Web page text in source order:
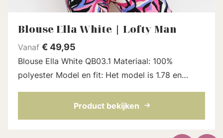
Blouse Ella White | Lofty Man
Vanaf €49,95
Blouse Ella White QB03.1 Materiaal: 100%
polyester Model en fit: Het model is 1.78 en
QB03.1 Blouse Ella is een klassieke witt...
Product bekijken